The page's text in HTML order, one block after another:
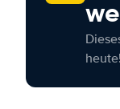
heute!